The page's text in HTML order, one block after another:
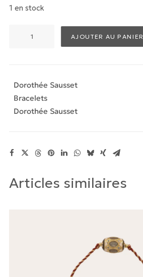
1 en stock
Planètes
AJOUTER AU PANIER
Dorothée Sausset
Bracelets
Dorothée Sausset
Articles similaires